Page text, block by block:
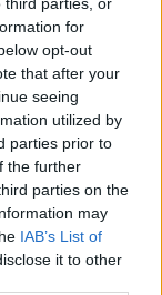
for
opt-out
that after your
seeing
utilized by
parties prior to
the further
parties on the
may
IAB’s List of
it to other
για την
στη
Ανανέωση